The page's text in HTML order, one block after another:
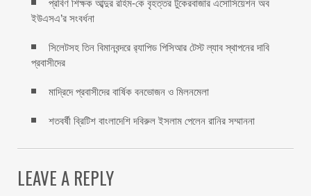
প্রবিণ শিক্ষক আব্দুর রহিম-কে বৃহত্তর টুকেরবাজার এসোসিয়েশন অব
ইউএসএ’র সংবর্ধনা
সিলেটসহ তিন বিমানবন্দরে র‍্যাপিড পিসিআর টেস্ট ল্যাব স্থাপনের দাবি
প্রবাসীদের
মাদ্রিদে প্রবাসীদের বার্ষিক বনভোজন ও মিলনমেলা
শতবর্ষী ব্রিটিশ বাংলাদেশি দবিরুল ইসলাম পেলেন রানির সম্মাননা
LEAVE A REPLY